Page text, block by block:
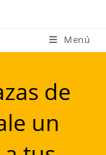
Menú
de
un